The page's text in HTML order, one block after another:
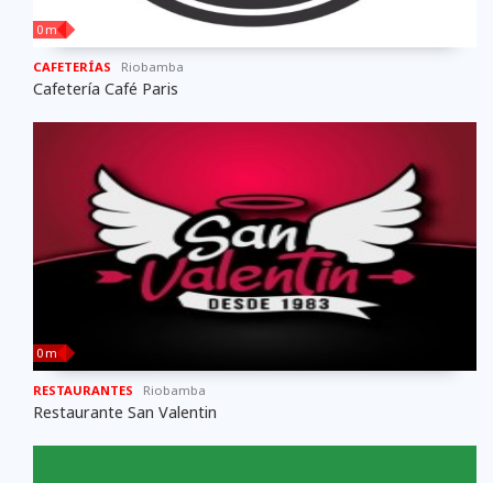
0 m
CAFETERÍAS Riobamba
Cafetería Café Paris
0 m
RESTAURANTES Riobamba
Restaurante San Valentin